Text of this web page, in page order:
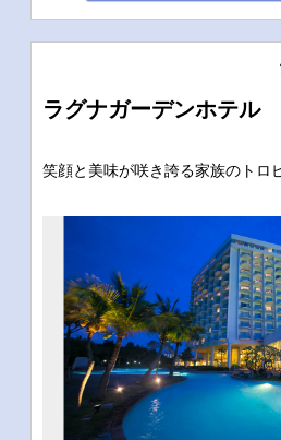
ラグナガーデンホテル
笑顔と美味が咲き誇る家族のトロ